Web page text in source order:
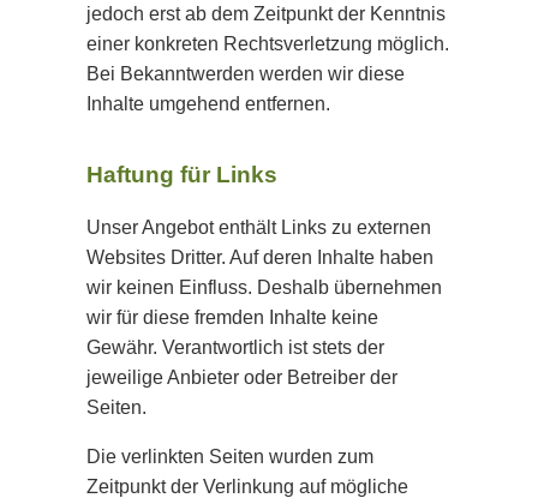
jedoch erst ab dem Zeitpunkt der Kenntnis
einer konkreten Rechtsverletzung möglich.
Bei Bekanntwerden werden wir diese
Inhalte umgehend entfernen.
Haftung für Links
Unser Angebot enthält Links zu externen
Websites Dritter. Auf deren Inhalte haben
wir keinen Einfluss. Deshalb übernehmen
wir für diese fremden Inhalte keine
Gewähr. Verantwortlich ist stets der
jeweilige Anbieter oder Betreiber der
Seiten.
Die verlinkten Seiten wurden zum
Zeitpunkt der Verlinkung auf mögliche